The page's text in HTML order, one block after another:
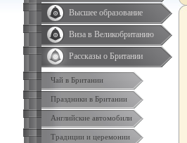
Высшее образование
Виза в Великобританию
Рассказы о Британии
Чай в Британии
Праздники в Британии
Английские автомобили
Традиции и церемонии